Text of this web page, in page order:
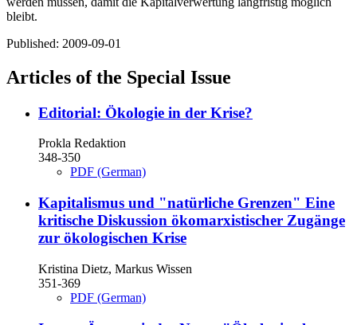
bleibt.
Published: 2009-09-01
Articles of the Special Issue
Editorial: Ökologie in der Krise?
Prokla Redaktion
348-350
PDF (German)
Kapitalismus und "natürliche Grenzen" Eine
kritische Diskussion ökomarxistischer Zugänge
zur ökologischen Krise
Kristina Dietz, Markus Wissen
351-369
PDF (German)